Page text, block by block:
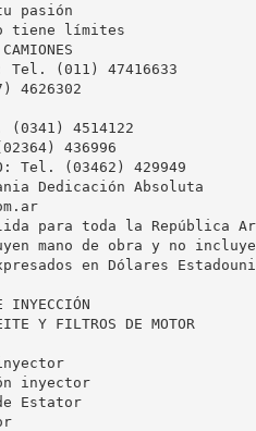
pasión
tiene límites
Tel. (011) 47416633
4626302
(0341) 4514122
436996
Tel. (03462) 429949
Dedicación Absoluta
para toda la República
mano de obra y no
en Dólares
INYECCIÓN
Y FILTROS DE MOTOR
inyector
Estator